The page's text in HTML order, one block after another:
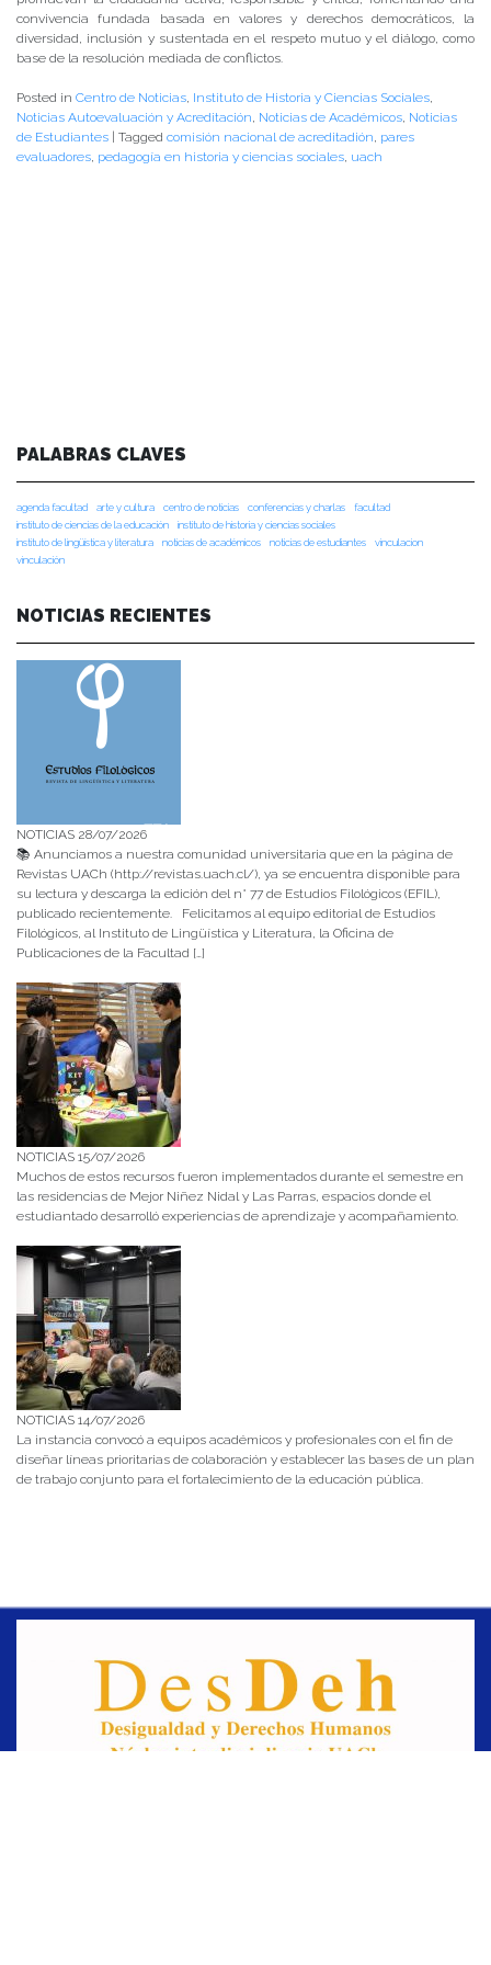
convivencia fundada basada en valores y derechos democráticos, la
diversidad, inclusión y sustentada en el respeto mutuo y el diálogo, como
base de la resolución mediada de conflictos.
Posted in Centro de Noticias, Instituto de Historia y Ciencias Sociales,
Noticias Autoevaluación y Acreditación, Noticias de Académicos, Noticias
de Estudiantes
Tagged comisión nacional de acreditadión, pares
evaluadores, pedagogía en historia y ciencias sociales, uach
PALABRAS CLAVES
agenda facultad arte y cultura centro de noticias conferencias y charlas
facultad
instituto de ciencias de la educación
instituto de historia y ciencias sociales
instituto de lingüística y literatura
noticias de académicos noticias de estudiantes
vinculacion
vinculación
NOTICIAS RECIENTES
NOTICIAS 28/07/2026
📚 Anunciamos a nuestra comunidad universitaria que en la página de
Revistas UACh (http://revistas.uach.cl/), ya se encuentra disponible para
su lectura y descarga la edición del n° 77 de Estudios Filológicos (EFIL),
publicado recientemente. Felicitamos al equipo editorial de Estudios
Filológicos, al Instituto de Lingüística y Literatura, la Oficina de
Publicaciones de la Facultad […]
NOTICIAS 15/07/2026
Muchos de estos recursos fueron implementados durante el semestre en
las residencias de Mejor Niñez Nidal y Las Parras, espacios donde el
estudiantado desarrolló experiencias de aprendizaje y acompañamiento.
NOTICIAS 14/07/2026
La instancia convocó a equipos académicos y profesionales con el fin de
diseñar líneas prioritarias de colaboración y establecer las bases de un plan
de trabajo conjunto para el fortalecimiento de la educación pública.